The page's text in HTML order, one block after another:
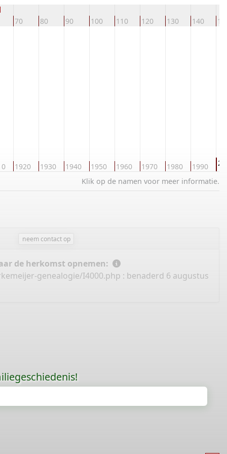
70 80 90 100 110 120 130 140
1920 1930 1940 1950 1960 1970 1980 1990
Klik op de namen voor meer informatie.
neem contact op
de herkomst opnemen:
genealogie/I4000.php : benaderd 6 augustus